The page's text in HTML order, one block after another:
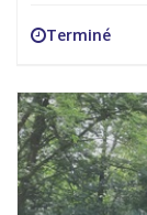
Terminé